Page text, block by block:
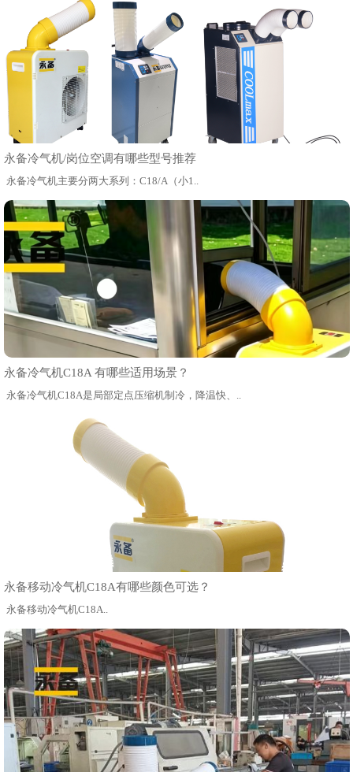
永备冷气机/岗位空调有哪些型号推荐
永备冷气机主要分两大系列：C18/A（小1..
永备冷气机C18A 有哪些适用场景？
永备冷气机C18A是局部定点压缩机制冷，降温快、..
永备移动冷气机C18A有哪些颜色可选？
永备移动冷气机C18A..